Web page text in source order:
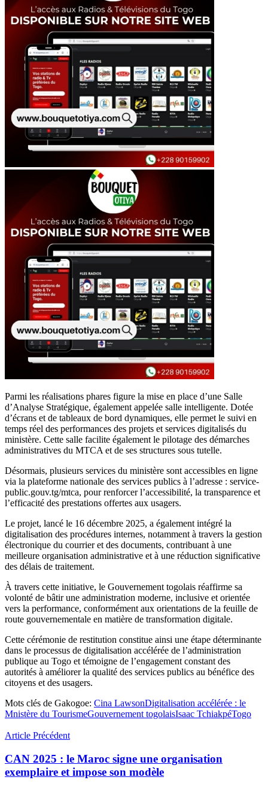
Parmi les réalisations phares figure la mise en place d’une Salle
d’Analyse Stratégique, également appelée salle intelligente. Dotée
d’écrans et de tableaux de bord dynamiques, elle permet le suivi en
temps réel des performances des projets et services digitalisés du
ministère. Cette salle facilite également le pilotage des démarches
administratives du MTCA et de ses structures sous tutelle.
Désormais, plusieurs services du ministère sont accessibles en ligne
via la plateforme nationale des services publics à l’adresse : service-
public.gouv.tg/mtca, pour renforcer l’accessibilité, la transparence et
l’efficacité des prestations offertes aux usagers.
Le projet, lancé le 16 décembre 2025, a également intégré la
digitalisation des procédures internes, notamment à travers la gestion
électronique du courrier et des documents, contribuant à une
meilleure organisation administrative et à une réduction significative
des délais de traitement.
À travers cette initiative, le Gouvernement togolais réaffirme sa
volonté de bâtir une administration moderne, inclusive et orientée
vers la performance, conformément aux orientations de la feuille de
route gouvernementale en matière de transformation digitale.
Cette cérémonie de restitution constitue ainsi une étape déterminante
dans le processus de digitalisation accélérée de l’administration
publique au Togo et témoigne de l’engagement constant des
autorités à améliorer la qualité des services publics au bénéfice des
citoyens et des usagers.
Mots clés de Gakogoe: Cina LawsonDigitalisation accélérée : le
Mnistère du TourismeGouvernement togolaisIsaac TchiakpéTogo
Article Précédent
CAN 2025 : le Maroc signe une organisation
exemplaire et impose son modèle